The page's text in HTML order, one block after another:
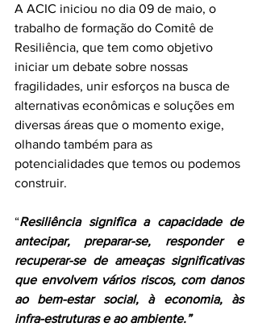
A ACIC iniciou no dia 09 de maio, o
trabalho de formação do Comitê de
Resiliência, que tem como objetivo
iniciar um debate sobre nossas
fragilidades, unir esforços na busca de
alternativas econômicas e soluções em
diversas áreas que o momento exige,
olhando também para as
potencialidades que temos ou podemos
construir.
“Resiliência significa a capacidade de
antecipar, preparar-se, responder e
recuperar-se de ameaças significativas
que envolvem vários riscos, com danos
ao bem-estar social, à economia, às
infra-estruturas e ao ambiente.”